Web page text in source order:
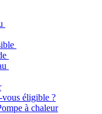
vous éligible ?
à chaleur